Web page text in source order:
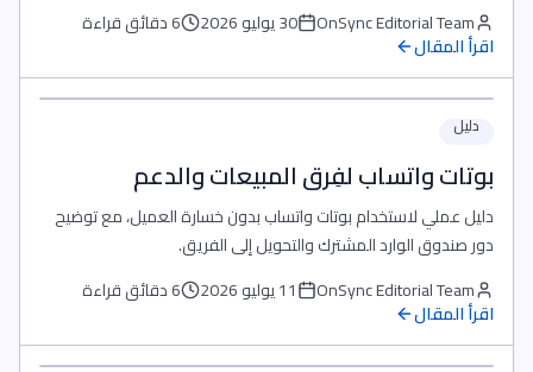
OnSync Editorial Team
30 يوليو 2026 6 دقائق قراءة
اقرأ المقال
دليل
بوتات واتساب لفِرق المبيعات والدعم
دليل عملي لاستخدام بوتات واتساب بدون خسارة العميل، مع توضيح
دور صندوق الوارد المشترك والتحويل إلى الفريق.
OnSync Editorial Team
11 يوليو 2026 6 دقائق قراءة
اقرأ المقال